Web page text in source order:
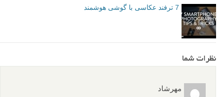
7 ترفند عکاسی با گوشی هوشمند
نظرات شما
مهرشاد